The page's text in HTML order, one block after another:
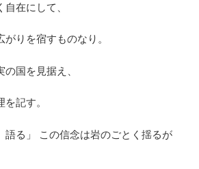
在にして、
りを宿すものなり。
国を見据え、
記す。
語る」 この信念は岩のごとく揺るが